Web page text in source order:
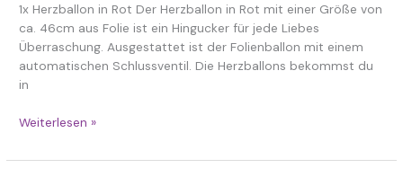
1x Herzballon in Rot Der Herzballon in Rot mit einer Größe von
ca. 46cm aus Folie ist ein Hingucker für jede Liebes
Überraschung. Ausgestattet ist der Folienballon mit einem
automatischen Schlussventil. Die Herzballons bekommst du
in
Weiterlesen »